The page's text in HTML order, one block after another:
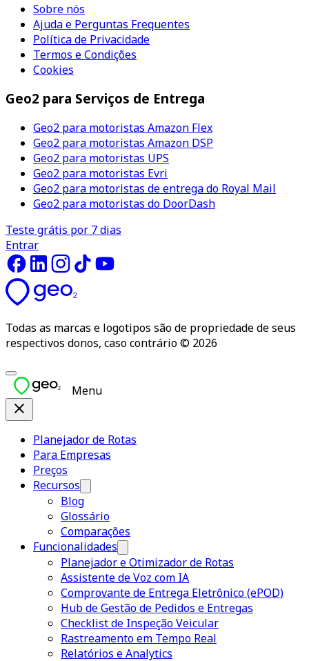
Sobre nós
Ajuda e Perguntas Frequentes
Política de Privacidade
Termos e Condições
Cookies
Geo2 para Serviços de Entrega
Geo2 para motoristas Amazon Flex
Geo2 para motoristas Amazon DSP
Geo2 para motoristas UPS
Geo2 para motoristas Evri
Geo2 para motoristas de entrega do Royal Mail
Geo2 para motoristas do DoorDash
Teste grátis por 7 dias
Entrar
Todas as marcas e logotipos são de propriedade de seus
respectivos donos, caso contrário © 2026
Menu
Planejador de Rotas
Para Empresas
Preços
Recursos
Blog
Glossário
Comparações
Funcionalidades
Planejador e Otimizador de Rotas
Assistente de Voz com IA
Comprovante de Entrega Eletrônico (ePOD)
Hub de Gestão de Pedidos e Entregas
Checklist de Inspeção Veicular
Rastreamento em Tempo Real
Relatórios e Analytics